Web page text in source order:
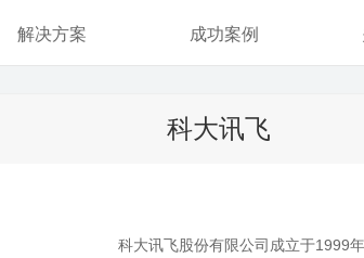
解决方案 成功案例
科大讯飞
科大讯飞股份有限公司成立于1999